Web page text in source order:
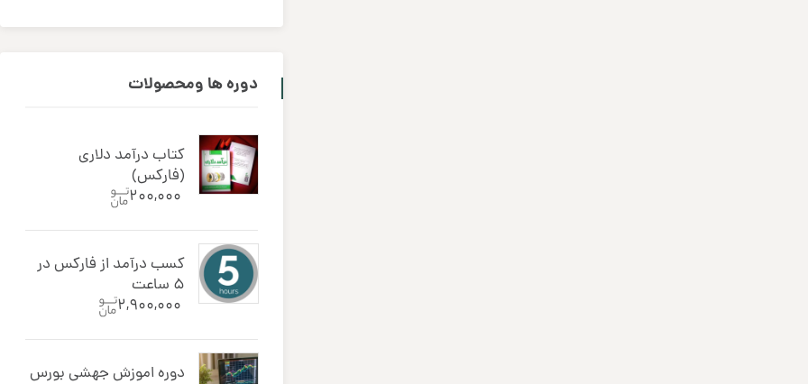
دوره ‌ها ومحصولات
کتاب درآمد دلاری
(فارکس)
۲۰۰,۰۰۰
کسب درآمد از فارکس در
5 ساعت
۲,۹۰۰,۰۰۰
دوره اموزش جهشی بورس